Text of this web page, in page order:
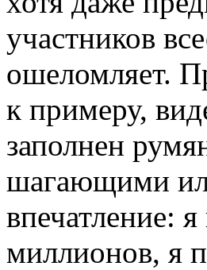
участников
ошеломляет.
к примеру,
заполнен
шагающими
впечатление:
миллионов, я